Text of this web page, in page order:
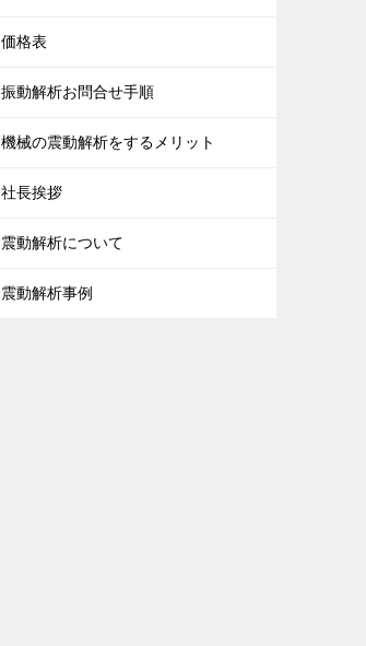
価格表
振動解析お問合せ手順
機械の震動解析をするメリット
社長挨拶
震動解析について
震動解析事例